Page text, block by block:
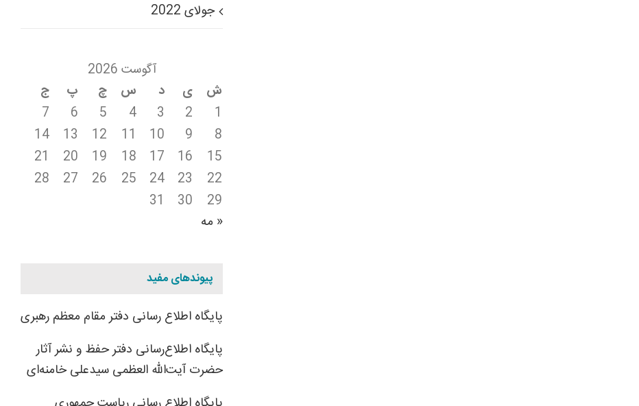
جولای 2022
آگوست 2026
ش
ی د س چ پ
ج
1
2
3
4
5
6
7
8
9
10
11
12
13
14
15
16
17
18
19
20
21
22
23
24
25
26
27
28
29
30
31
« مه
پیوندهای مفید
پایگاه اطلاع رسانی دفتر مقام معظم رهبری
پایگاه اطلاع‌رسانی دفتر حفظ و نشر آثار
حضرت آیت‌الله العظمی سیدعلی خامنه‌ای